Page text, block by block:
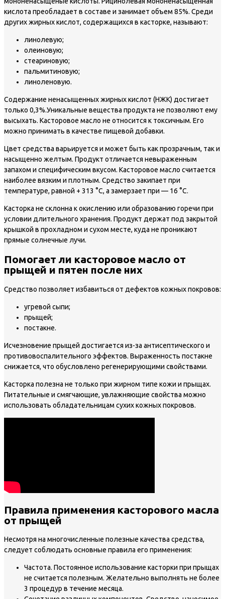
кислота преобладает в составе и занимает объем 85%. Среди
других жирных кислот, содержащихся в касторке, называют:
линолевую;
олеиновую;
стеариновую;
пальмитиновую;
линоленовую.
Содержание ненасыщенных жирных кислот (НЖК) достигает
только 0,3%.Уникальные вещества продукта не позволяют ему
высыхать. Касторовое масло не относится к токсичным. Его
можно принимать в качестве пищевой добавки.
Цвет средства варьируется и может быть как прозрачным, так и
насыщенно желтым. Продукт отличается невыраженным
запахом и специфическим вкусом. Касторовое масло считается
наиболее вязким и плотным. Средство закипает при
температуре, равной + 313 °С, а замерзает при — 16 °С.
Касторка не склонна к окислению или образованию горечи при
условии длительного хранения. Продукт держат под закрытой
крышкой в прохладном и сухом месте, куда не проникают
прямые солнечные лучи.
Помогает ли касторовое масло от
прыщей и пятен после них
Средство позволяет избавиться от дефектов кожных покровов:
угревой сыпи;
прыщей;
постакне.
Исчезновение прыщей достигается из-за антисептического и
противовоспалительного эффектов. Выраженность постакне
снижается, что обусловлено регенерирующими свойствами.
Касторка полезна не только при жирном типе кожи и прыщах.
Питательные и смягчающие, увлажняющие свойства можно
использовать обладательницам сухих кожных покровов.
Правила применения касторового масла
от прыщей
Несмотря на многочисленные полезные качества средства,
следует соблюдать основные правила его применения:
Частота. Постоянное использование касторки при прыщах
не считается полезным. Желательно выполнять не более
3 процедур в течение месяца.